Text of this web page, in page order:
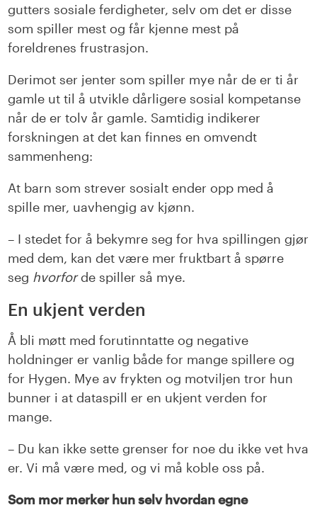
gutters sosiale ferdigheter, selv om det er disse
som spiller mest og får kjenne mest på
foreldrenes frustrasjon.
Derimot ser jenter som spiller mye når de er ti år
gamle ut til å utvikle dårligere sosial kompetanse
når de er tolv år gamle. Samtidig indikerer
forskningen at det kan finnes en omvendt
sammenheng:
At barn som strever sosialt ender opp med å
spille mer, uavhengig av kjønn.
– I stedet for å bekymre seg for hva spillingen gjør
med dem, kan det være mer fruktbart å spørre
seg hvorforde spiller så mye.
En ukjent verden
Å bli møtt med forutinntatte og negative
holdninger er vanlig både for mange spillere og
for Hygen. Mye av frykten og motviljen tror hun
bunner i at dataspill er en ukjent verden for
mange.
– Du kan ikke sette grenser for noe du ikke vet hva
er. Vi må være med, og vi må koble oss på.
Som mor merker hun selv hvordan egne